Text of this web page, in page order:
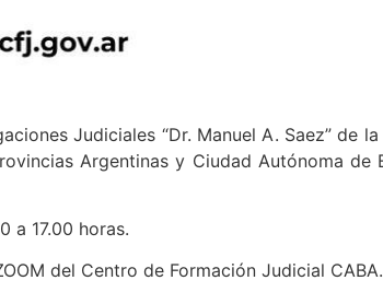
Judiciales “Dr. Manuel A. Saez” de
Argentinas y Ciudad Autónoma de
a 17.00 horas.
del Centro de Formación Judicial CABA.